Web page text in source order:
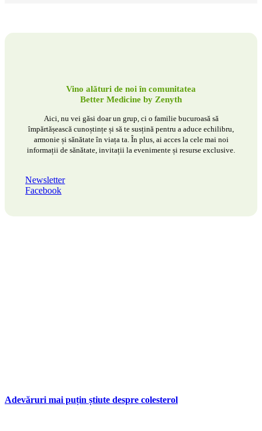
Vino alături de noi în comunitatea
Better Medicine by Zenyth
Aici, nu vei găsi doar un grup, ci o familie bucuroasă să
împărtășească cunoștințe și să te susțină pentru a aduce echilibru,
armonie și sănătate în viața ta. În plus, ai acces la cele mai noi
informații de sănătate, invitații la evenimente și resurse exclusive.
Newsletter
Facebook
Adevăruri mai puțin știute despre colesterol